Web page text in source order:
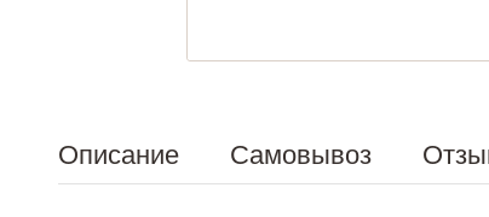
Описание Самовывоз